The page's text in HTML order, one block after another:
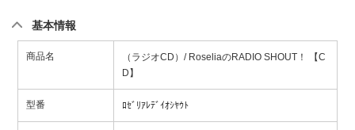
基本情報
商品名
（ラジオCD）/ RoseliaのRADIO SHOUT！ 【C
D】
型番 ﾛｾﾞﾘｱﾚﾃﾞｲｵｼﾔｳﾄ